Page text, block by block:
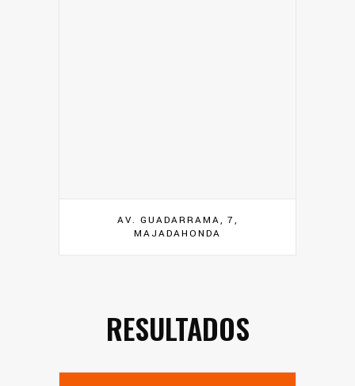
AV. GUADARRAMA, 7,
MAJADAHONDA
RESULTADOS